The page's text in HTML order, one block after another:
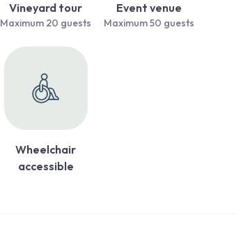
Vineyard tour
Maximum 20 guests
Event venue
Maximum 50 guests
Wheelchair
accessible